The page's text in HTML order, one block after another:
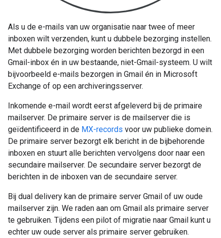
Als u de e-mails van uw organisatie naar twee of meer
inboxen wilt verzenden, kunt u dubbele bezorging instellen.
Met dubbele bezorging worden berichten bezorgd in een
Gmail-inbox én in uw bestaande, niet-Gmail-systeem. U wilt
bijvoorbeeld e-mails bezorgen in Gmail én in Microsoft
Exchange of op een archiveringsserver.
Inkomende e-mail wordt eerst afgeleverd bij de primaire
mailserver. De primaire server is de mailserver die is
geïdentificeerd in de MX-records voor uw publieke domein.
De primaire server bezorgt elk bericht in de bijbehorende
inboxen en stuurt alle berichten vervolgens door naar een
secundaire mailserver. De secundaire server bezorgt de
berichten in de inboxen van de secundaire server.
Bij dual delivery kan de primaire server Gmail of uw oude
mailserver zijn. We raden aan om Gmail als primaire server
te gebruiken. Tijdens een pilot of migratie naar Gmail kunt u
echter uw oude server als primaire server gebruiken.